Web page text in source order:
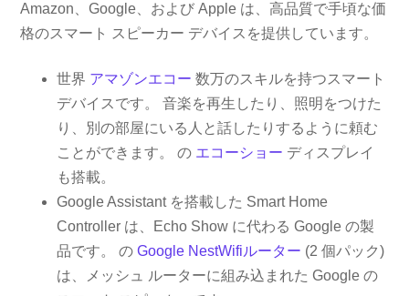
Amazon、Google、および Apple は、高品質で手頃な価
格のスマート スピーカー デバイスを提供しています。
世界 アマゾンエコー 数万のスキルを持つスマート
デバイスです。 音楽を再生したり、照明をつけた
り、別の部屋にいる人と話したりするように頼む
ことができます。 の エコーショー ディスプレイ
も搭載。
Google Assistant を搭載した Smart Home
Controller は、Echo Show に代わる Google の製
品です。 のGoogle NestWifiルーター (2 個パック)
は、メッシュ ルーターに組み込まれた Google の